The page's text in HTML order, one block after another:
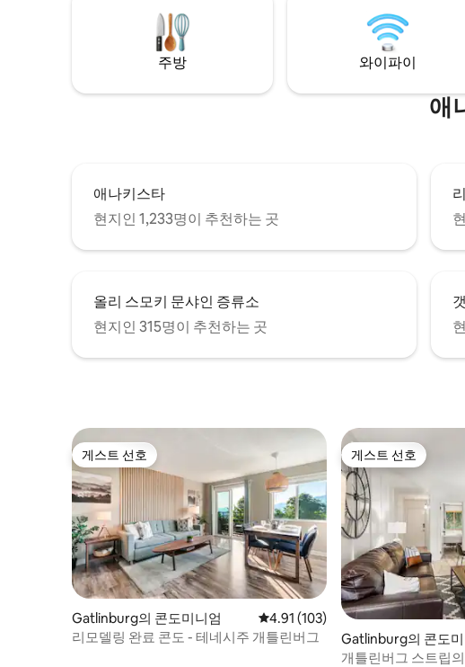
주방 와이파이
애
애나키스타
현지인 1,233명이 추천하는 곳
올리 스모키 문샤인 증류소
현지인 315명이 추천하는 곳
게스트 선호
게스트 선호
Gatlinburg의 콘도미니엄 평점 4.91점(5점 만점), 후기 103개
4.91 (103)
리모델링 완료 콘도 - 테네시주 개틀린버그
게스트 선호
게스트 선호
Gatlinburg의 콘도
개틀린버그 스트립